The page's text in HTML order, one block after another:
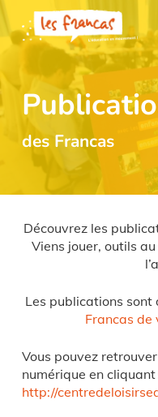
Panneau de gestion des
main
des Francas
Découvrez les
Viens jouer, outils
Les publications sont
Francas
Vous pouvez
numérique en cliquant
http://